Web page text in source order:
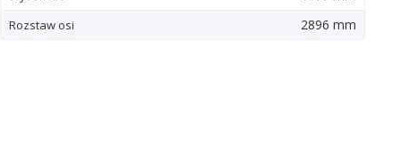
Rozstaw osi 2896 mm